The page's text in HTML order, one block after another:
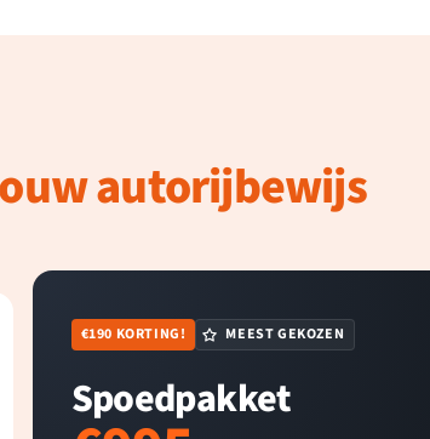
autorijbewijs
€190 KORTING! MEEST GEKOZEN
Spoedpakket